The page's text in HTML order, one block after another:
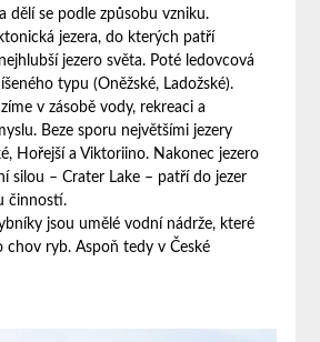
dělí se podle způsobu vzniku.
jezera, do kterých patří
jezero světa. Poté ledovcová
typu (Oněžské, Ladožské).
v zásobě vody, rekreaci a
Beze sporu největšími jezery
Hořejší a Viktoriino. Nakonec jezero
silou – Crater Lake – patří do jezer
činností.
jsou umělé vodní nádrže, které
chov ryb. Aspoň tedy v České